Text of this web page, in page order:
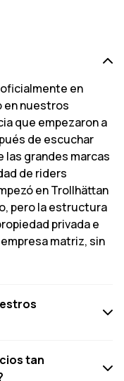
en
en nuestros
que empezaron a
de escuchar
grandes marcas
de riders
en Trollhättan
pero la estructura
privada e
matriz, sin
tan